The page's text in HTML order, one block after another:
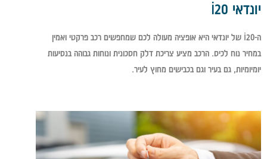
יונדאי i20
ה-i20 של יונדאי היא אופציה מעולה לכם שמחפשים רכב פרקטי ואמין
במחיר נוח לכיס. הרכב מציע צריכת דלק חסכונית ונוחות גבוהה בנסיעות
יומיומיות, גם בעיר וגם בכבישים מחוץ לעיר.